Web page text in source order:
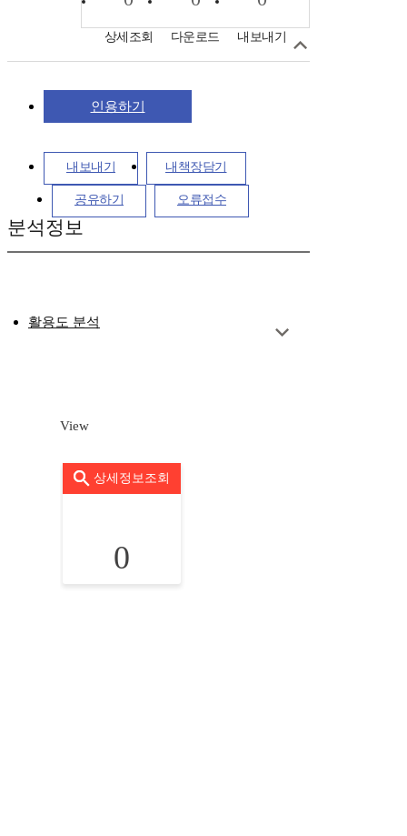
상세조회 다운로드 내보내기
인용하기
내보내기 내책장담기
공유하기 오류접수
분석정보
활용도 분석
View
상세정보조회
0